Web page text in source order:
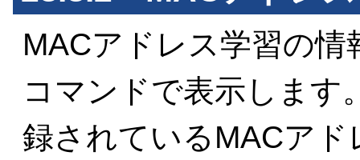
MACアドレス学習の
コマンドで表示します
録されているMACア